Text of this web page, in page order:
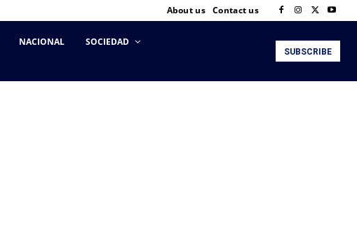
About us Contact us
NACIONAL SOCIEDAD
SUBSCRIBE